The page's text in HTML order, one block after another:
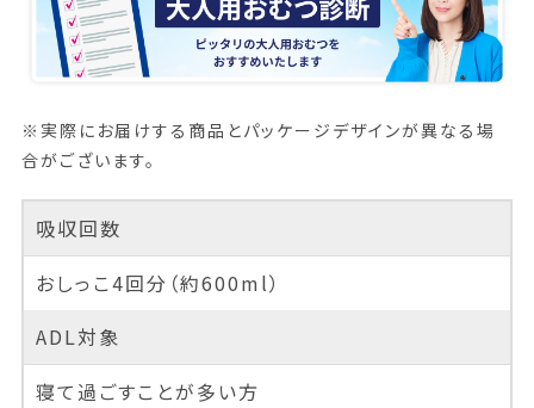
※実際にお届けする商品とパッケージデザインが異なる場
合がございます。
吸収回数
おしっこ4回分（約600ml）
ADL対象
寝て過ごすことが多い方